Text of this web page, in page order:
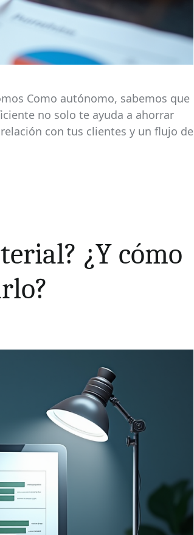
Como autónomo, sabemos que
no solo te ayuda a ahorrar
con tus clientes y un flujo de
¿Y cómo